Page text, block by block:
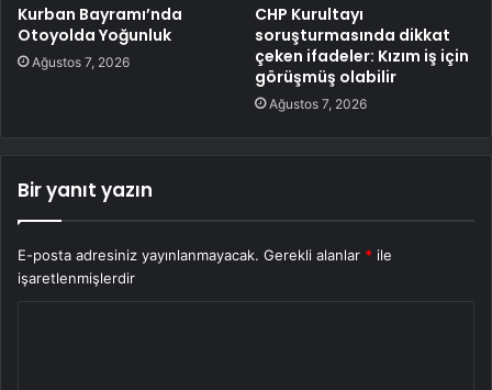
Kurban Bayramı’nda
Otoyolda Yoğunluk
Ağustos 7, 2026
CHP Kurultayı
soruşturmasında dikkat
çeken ifadeler: Kızım iş için
görüşmüş olabilir
Ağustos 7, 2026
Bir yanıt yazın
E-posta adresiniz yayınlanmayacak. Gerekli alanlar * ile
işaretlenmişlerdir